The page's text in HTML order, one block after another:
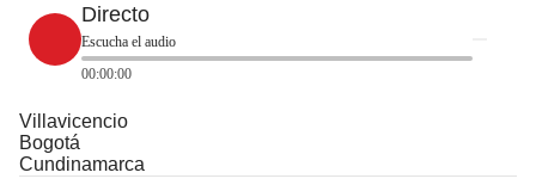
Directo
Escucha el audio
00:00:00
Villavicencio
Bogotá
Cundinamarca